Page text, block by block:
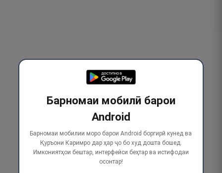
Барномаи мобилӣ барои
Android
Барномаи мобилии моро барои Android боргирӣ кунед ва
Қуръони Каримро дар ҳар ҷо бо худ дошта бошед.
Имкониятҳои бештар, интерфейси беҳтар ва истифодаи
осонтар!